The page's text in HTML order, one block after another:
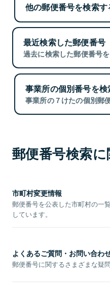
他の郵便番号を検索す
最近検索した郵便番号
過去に検索した郵便番号
事業所の個別番号を検
事業所の７けたの個別郵
郵便番号検索
市町村変更情報
郵便番号を公表した市町村の一
しています。
よくあるご質問・お問い合わ
郵便番号に関するさまざまな疑